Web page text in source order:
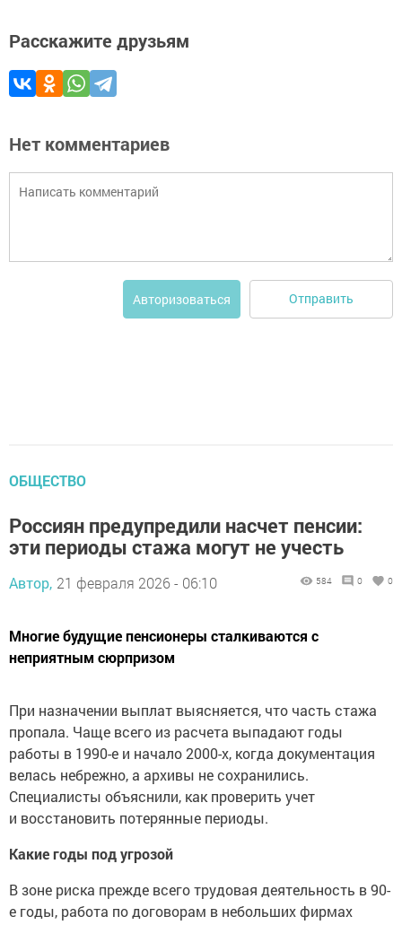
Расскажите друзьям
Нет комментариев
Авторизоваться Отправить
ОБЩЕСТВО
Россиян предупредили насчет пенсии:
эти периоды стажа могут не учесть
Автор, 21 февраля 2026 - 06:10 584 0 0
Многие будущие пенсионеры сталкиваются с
неприятным сюрпризом
При назначении выплат выясняется, что часть стажа
пропала. Чаще всего из расчета выпадают годы
работы в 1990-е и начало 2000-х, когда документация
велась небрежно, а архивы не сохранились.
Специалисты объяснили, как проверить учет
и восстановить потерянные периоды.
Какие годы под угрозой
В зоне риска прежде всего трудовая деятельность в 90-
е годы, работа по договорам в небольших фирмах